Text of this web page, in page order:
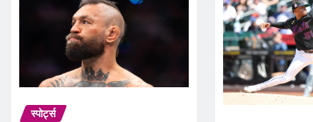
स्पोर्ट्स